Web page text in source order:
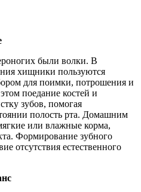
были волки. В
хищники пользуются
для поимки, потрошения и
поедание костей и
зубов, помогая
полость рта. Домашним
или влажные корма,
Формирование зубного
отсутствия естественного